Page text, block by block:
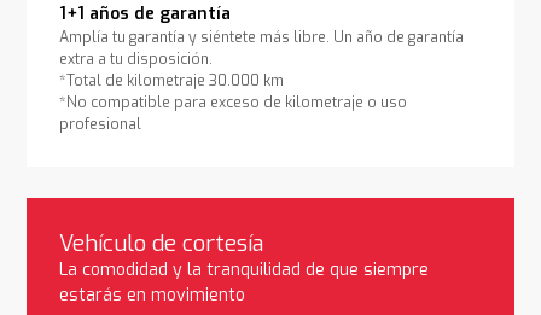
1+1 años de garantía
Amplía tu garantía y siéntete más libre. Un año de garantía
extra a tu disposición.
*Total de kilometraje 30.000 km
*No compatible para exceso de kilometraje o uso
profesional
Vehículo de cortesía
La comodidad y la tranquilidad de que siempre
estarás en movimiento